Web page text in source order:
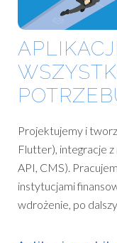
Projektujemy i
Flutter), integracje
API, CMS).
instytucjami
wdrożenie, po